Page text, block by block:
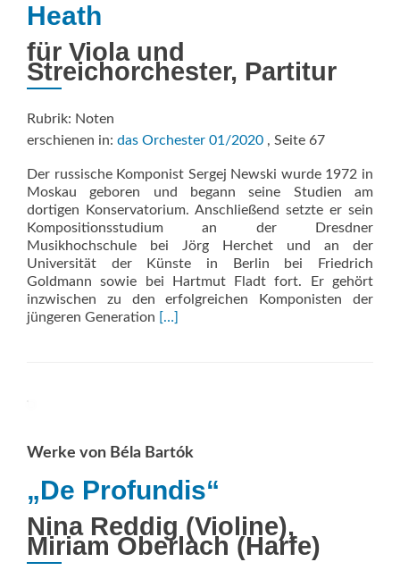
Heath
für Viola und
Streichorchester, Partitur
Rubrik: Noten
erschienen in: das Orchester 01/2020 , Seite 67
Der russische Komponist Sergej Newski wurde 1972 in
Moskau geboren und begann seine Studien am
dortigen Konservatorium. Anschließend setzte er sein
Kompositionsstudium an der Dresdner
Musikhochschule bei Jörg Herchet und an der
Universität der Künste in Berlin bei Friedrich
Goldmann sowie bei Hartmut Fladt fort. Er gehört
inzwischen zu den erfolgreichen Komponisten der
jüngeren Generation Read
[…]
Werke von Béla Bartók
„De Profundis“
Nina Reddig (Violine),
Miriam Oberlach (Harfe)